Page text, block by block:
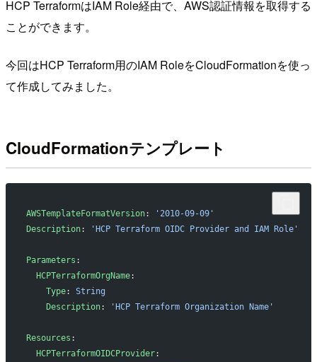
HCP TerraformはIAM Role経由で、AWS認証情報を取得する
ことができます。
今回はHCP Terraform用のIAM RoleをCloudFormationを使っ
て作成してみました。
CloudFormationテンプレート
AWSTemplateFormatVersion:
'2010-09-09'
Description: 'HCP Terraform OIDC Provider and IAM Role'
Parameters :
  HCPTerraformOrgName
:
    Type
: String
    Description
: 'HCP Terraform Organization Name'
Resources :
  HCPTerraformOIDCProvider
: